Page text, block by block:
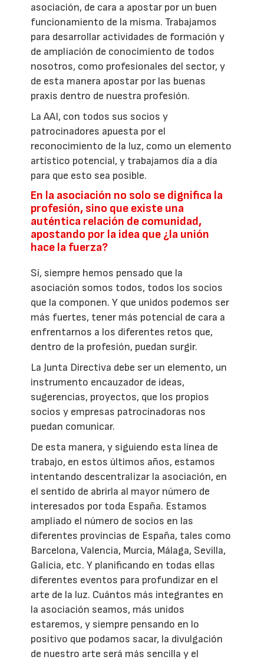
asociación, de cara a apostar por un buen
funcionamiento de la misma. Trabajamos
para desarrollar actividades de formación y
de ampliación de conocimiento de todos
nosotros, como profesionales del sector, y
de esta manera apostar por las buenas
praxis dentro de nuestra profesión.
La AAI, con todos sus socios y
patrocinadores apuesta por el
reconocimiento de la luz, como un elemento
artístico potencial, y trabajamos día a día
para que esto sea posible.
En la asociación no solo se dignifica la
profesión, sino que existe una
auténtica relación de comunidad,
apostando por la idea que ¿la unión
hace la fuerza?
Sí, siempre hemos pensado que la
asociación somos todos, todos los socios
que la componen. Y que unidos podemos ser
más fuertes, tener más potencial de cara a
enfrentarnos a los diferentes retos que,
dentro de la profesión, puedan surgir.
La Junta Directiva debe ser un elemento, un
instrumento encauzador de ideas,
sugerencias, proyectos, que los propios
socios y empresas patrocinadoras nos
puedan comunicar.
De esta manera, y siguiendo esta línea de
trabajo, en estos últimos años, estamos
intentando descentralizar la asociación, en
el sentido de abrirla al mayor número de
interesados por toda España. Estamos
ampliado el número de socios en las
diferentes provincias de España, tales como
Barcelona, Valencia, Murcia, Málaga, Sevilla,
Galicia, etc. Y planificando en todas ellas
diferentes eventos para profundizar en el
arte de la luz. Cuántos más integrantes en
la asociación seamos, más unidos
estaremos, y siempre pensando en lo
positivo que podamos sacar, la divulgación
de nuestro arte será más sencilla y el